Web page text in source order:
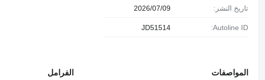
تاريخ النشر: 09‏/07‏/2026
Autoline ID:
JD51514
المواصفات الفرامل